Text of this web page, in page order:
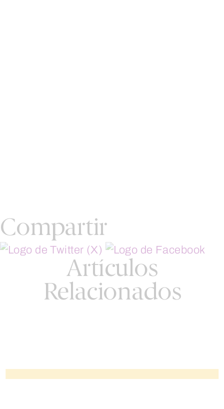
Compartir
Artículos
Relacionados